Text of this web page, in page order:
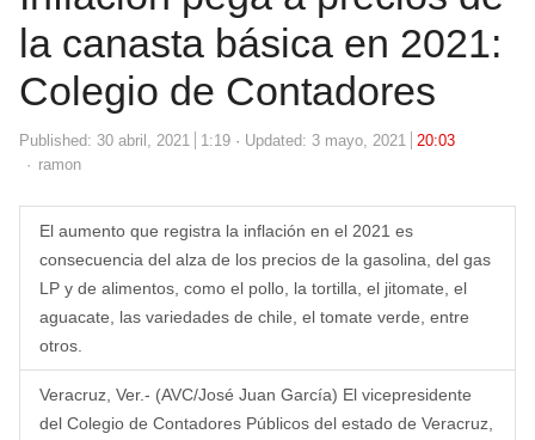
la canasta básica en 2021:
Colegio de Contadores
Published: 30 abril, 2021 1:19 Updated: 3 mayo, 2021
20:03
Author
ramon
El aumento que registra la inflación en el 2021 es
consecuencia del alza de los precios de la gasolina, del gas
LP y de alimentos, como el pollo, la tortilla, el jitomate, el
aguacate, las variedades de chile, el tomate verde, entre
otros.
Veracruz, Ver.- (AVC/José Juan García) El vicepresidente
del Colegio de Contadores Públicos del estado de Veracruz,